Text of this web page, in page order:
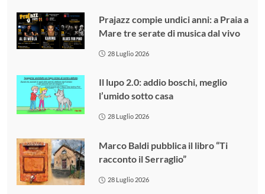
Prajazz compie undici anni: a Praia a
Mare tre serate di musica dal vivo
28 Luglio 2026
Il lupo 2.0: addio boschi, meglio
l’umido sotto casa
28 Luglio 2026
Marco Baldi pubblica il libro “Ti
racconto il Serraglio”
28 Luglio 2026